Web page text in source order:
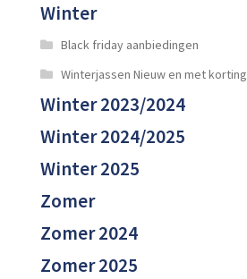
Winter
Black friday aanbiedingen
Winterjassen Nieuw en met korting
Winter 2023/2024
Winter 2024/2025
Winter 2025
Zomer
Zomer 2024
Zomer 2025